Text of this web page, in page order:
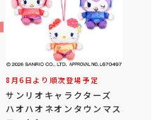
8月6日より順次登場予定
サンリオキャラクターズ
ハオハオネオンタウンマス